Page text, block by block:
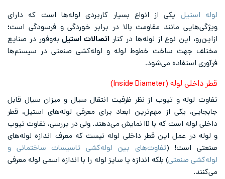
لوله استیل یکی از انواع بسیار کاربردی لوله‌ها است که دارای
ویژگی‌هایی مانند مقاومت بالا در برابر خوردگی و فرسودگی است؛
ازاین‌رو، این نوع از لوله‌ها در کنار اتصالات استیلبه‌وفور در صنایع
مختلف جهت ساخت خطوط لوله و لوله‌کشی صنعتی در سیستم‌ها
فرآوری استفاده می‌شود.
قطر داخلی لوله (Inside Diameter)
تفاوت لوله و تیوب از نظر ظرفیت انتقال سیال و میزان سیال قابل
جابجایی، یکی از مهم‌ترین ابعاد برای معرفی لوله‌های استیل، قطر
داخلی لوله است که با ID نمایش می‌دهند. ولی در بررسی، تفاوت تیوب
و لوله در عمل این قطر داخلی لوله نیست که معرف اندازه لوله‌های
صنعتی است! (تفاوت‌های بین لوله‌کشی تاسیسات ساختمانی و
لوله‌کشی صنعتی) بلکه اندازه یا سایز لوله را با اندازه اسمی لوله معرفی
می‌کنند.